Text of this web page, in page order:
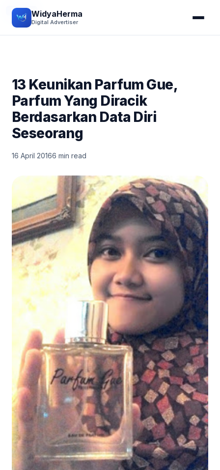
WidyaHerma
Digital Advertiser
REVIEW
13 Keunikan Parfum Gue,
Parfum Yang Diracik
Berdasarkan Data Diri
Seseorang
16 April 20166 min read